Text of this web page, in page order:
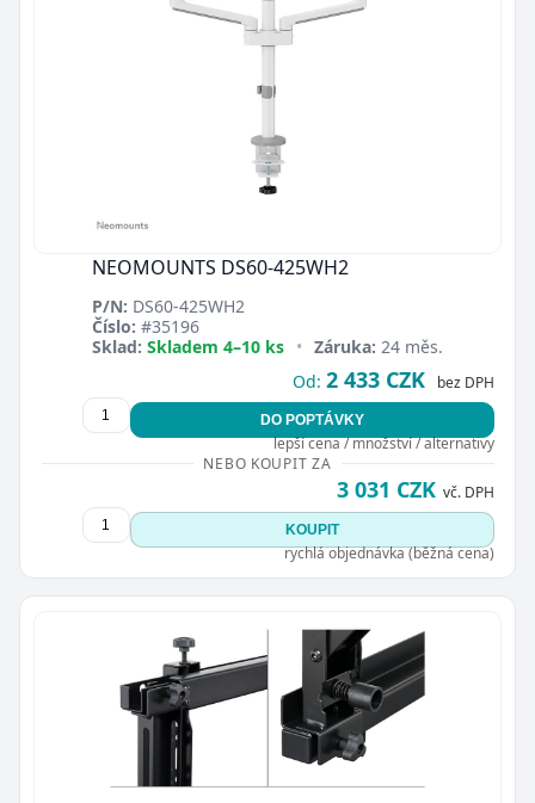
NEOMOUNTS DS60-425WH2
P/N: DS60-425WH2
Číslo: #35196
Sklad: Skladem 4–10 ks • Záruka: 24 měs.
Od: 2 433 CZK bez DPH
DO POPTÁVKY
lepší cena / množství / alternativy
NEBO KOUPIT ZA
3 031 CZK vč. DPH
KOUPIT
rychlá objednávka (běžná cena)